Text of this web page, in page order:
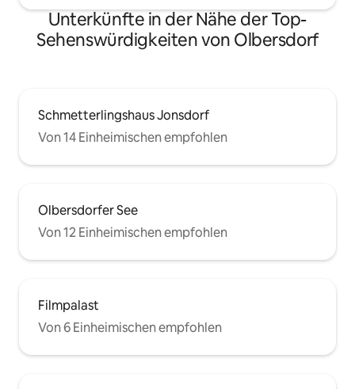
Unterkünfte in der Nähe der Top-
Sehenswürdigkeiten von Olbersdorf
Schmetterlingshaus Jonsdorf
Von 14 Einheimischen empfohlen
Olbersdorfer See
Von 12 Einheimischen empfohlen
Filmpalast
Von 6 Einheimischen empfohlen